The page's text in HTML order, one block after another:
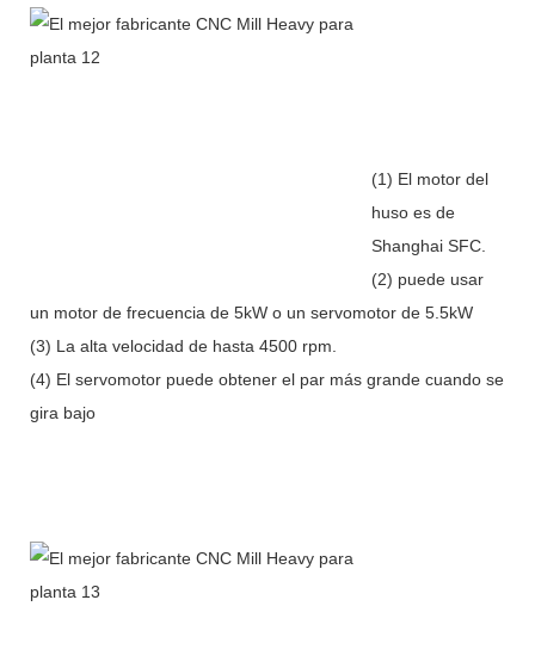
(1) El motor del
huso es de
Shanghai SFC.
(2) puede usar
un motor de frecuencia de 5kW o un servomotor de 5.5kW
(3) La alta velocidad de hasta 4500 rpm.
(4) El servomotor puede obtener el par más grande cuando se
gira bajo